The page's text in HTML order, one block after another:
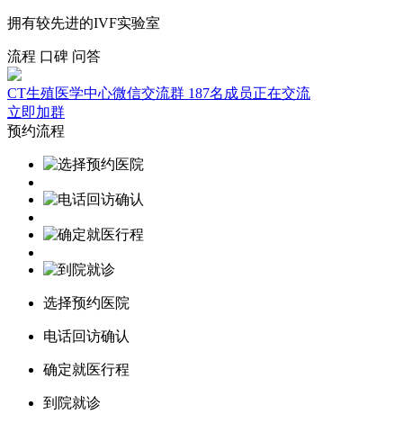
拥有较先进的IVF实验室
流程 口碑 问答
CT生殖医学中心微信交流群 187名成员正在交流
立即加群
预约流程
选择预约医院
电话回访确认
确定就医行程
到院就诊